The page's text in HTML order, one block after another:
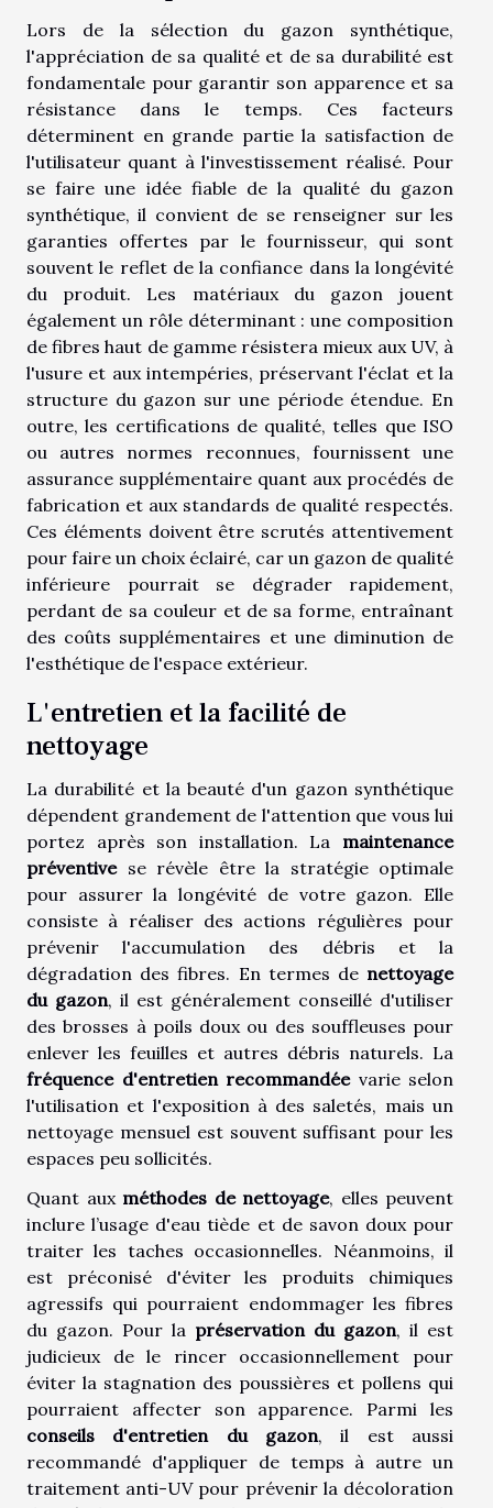
Lors de la sélection du gazon synthétique,
l'appréciation de sa qualité et de sa durabilité est
fondamentale pour garantir son apparence et sa
résistance dans le temps. Ces facteurs
déterminent en grande partie la satisfaction de
l'utilisateur quant à l'investissement réalisé. Pour
se faire une idée fiable de la qualité du gazon
synthétique, il convient de se renseigner sur les
garanties offertes par le fournisseur, qui sont
souvent le reflet de la confiance dans la longévité
du produit. Les matériaux du gazon jouent
également un rôle déterminant : une composition
de fibres haut de gamme résistera mieux aux UV, à
l'usure et aux intempéries, préservant l'éclat et la
structure du gazon sur une période étendue. En
outre, les certifications de qualité, telles que ISO
ou autres normes reconnues, fournissent une
assurance supplémentaire quant aux procédés de
fabrication et aux standards de qualité respectés.
Ces éléments doivent être scrutés attentivement
pour faire un choix éclairé, car un gazon de qualité
inférieure pourrait se dégrader rapidement,
perdant de sa couleur et de sa forme, entraînant
des coûts supplémentaires et une diminution de
l'esthétique de l'espace extérieur.
L'entretien et la facilité de
nettoyage
La durabilité et la beauté d'un gazon synthétique
dépendent grandement de l'attention que vous lui
portez après son installation. La maintenance
préventivese révèle être la stratégie optimale
pour assurer la longévité de votre gazon. Elle
consiste à réaliser des actions régulières pour
prévenir l'accumulation des débris et la
dégradation des fibres. En termes de nettoyage
du gazon, il est généralement conseillé d'utiliser
des brosses à poils doux ou des souffleuses pour
enlever les feuilles et autres débris naturels. La
fréquence d'entretien recommandéevarie selon
l'utilisation et l'exposition à des saletés, mais un
nettoyage mensuel est souvent suffisant pour les
espaces peu sollicités.
Quant aux méthodes de nettoyage, elles peuvent
inclure l’usage d'eau tiède et de savon doux pour
traiter les taches occasionnelles. Néanmoins, il
est préconisé d'éviter les produits chimiques
agressifs qui pourraient endommager les fibres
du gazon. Pour la préservation du gazon, il est
judicieux de le rincer occasionnellement pour
éviter la stagnation des poussières et pollens qui
pourraient affecter son apparence. Parmi les
conseils d'entretien du gazon, il est aussi
recommandé d'appliquer de temps à autre un
traitement anti-UV pour prévenir la décoloration